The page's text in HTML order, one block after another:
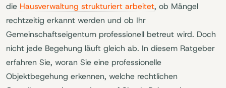
die Hausverwaltung strukturiert arbeitet, ob Mängel
rechtzeitig erkannt werden und ob Ihr
Gemeinschaftseigentum professionell betreut wird. Doch
nicht jede Begehung läuft gleich ab. In diesem Ratgeber
erfahren Sie, woran Sie eine professionelle
Objektbegehung erkennen, welche rechtlichen